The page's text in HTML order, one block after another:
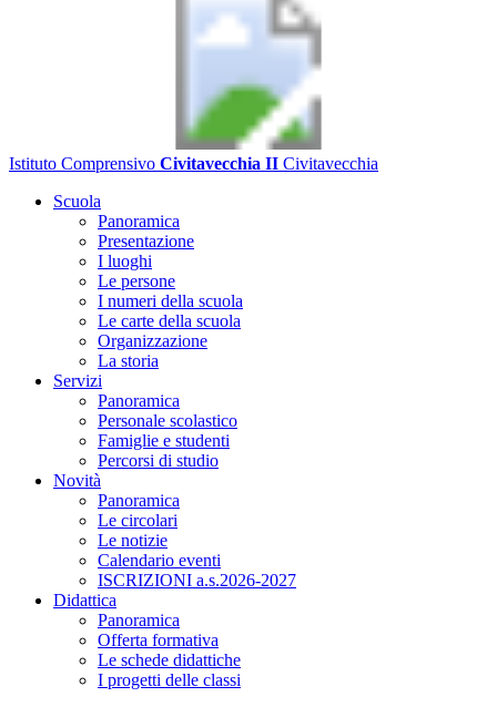
Istituto Comprensivo Civitavecchia II Civitavecchia
Scuola
Panoramica
Presentazione
I luoghi
Le persone
I numeri della scuola
Le carte della scuola
Organizzazione
La storia
Servizi
Panoramica
Personale scolastico
Famiglie e studenti
Percorsi di studio
Novità
Panoramica
Le circolari
Le notizie
Calendario eventi
ISCRIZIONI a.s.2026-2027
Didattica
Panoramica
Offerta formativa
Le schede didattiche
I progetti delle classi